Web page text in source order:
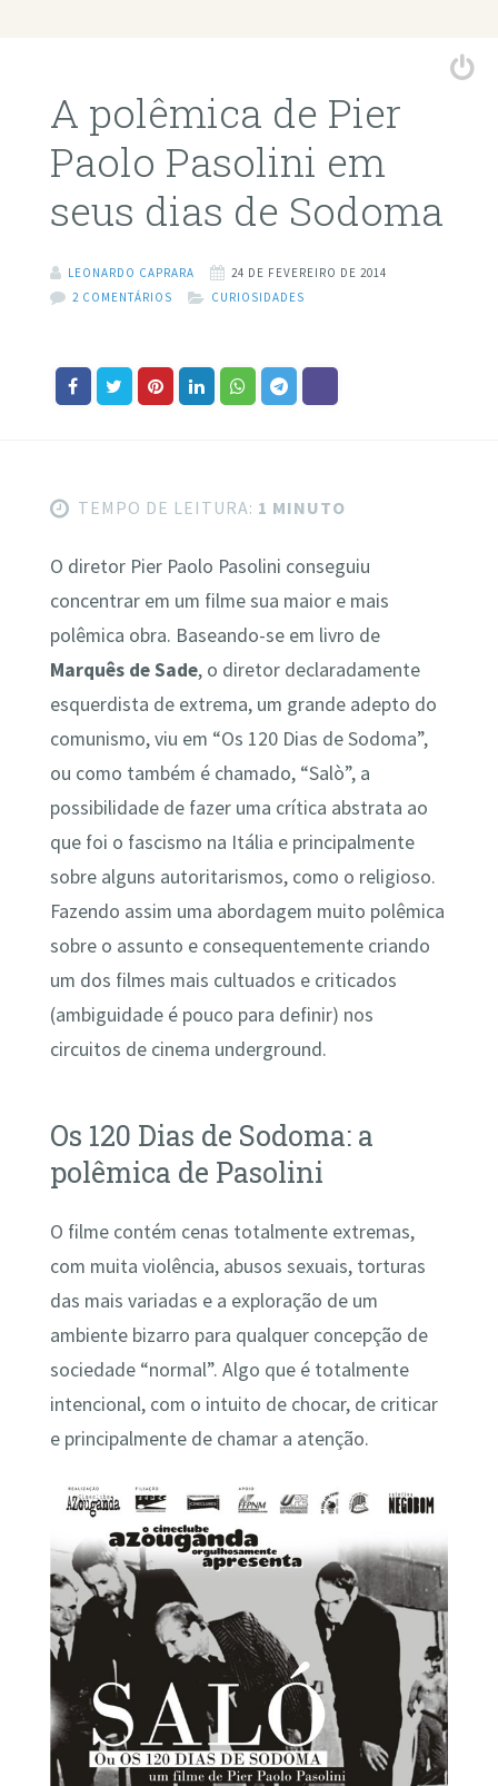
A polêmica de Pier
Paolo Pasolini em
seus dias de Sodoma
LEONARDO CAPRARA
24 DE FEVEREIRO DE 2014
2 COMENTÁRIOS
CURIOSIDADES
TEMPO DE LEITURA: 1 MINUTO
O diretor Pier Paolo Pasolini conseguiu
concentrar em um filme sua maior e mais
polêmica obra. Baseando-se em livro de
Marquês de Sade, o diretor declaradamente
esquerdista de extrema, um grande adepto do
comunismo, viu em “Os 120 Dias de Sodoma”,
ou como também é chamado, “Salò”, a
possibilidade de fazer uma crítica abstrata ao
que foi o fascismo na Itália e principalmente
sobre alguns autoritarismos, como o religioso.
Fazendo assim uma abordagem muito polêmica
sobre o assunto e consequentemente criando
um dos filmes mais cultuados e criticados
(ambiguidade é pouco para definir) nos
circuitos de cinema underground.
Os 120 Dias de Sodoma: a
polêmica de Pasolini
O filme contém cenas totalmente extremas,
com muita violência, abusos sexuais, torturas
das mais variadas e a exploração de um
ambiente bizarro para qualquer concepção de
sociedade “normal”. Algo que é totalmente
intencional, com o intuito de chocar, de criticar
e principalmente de chamar a atenção.